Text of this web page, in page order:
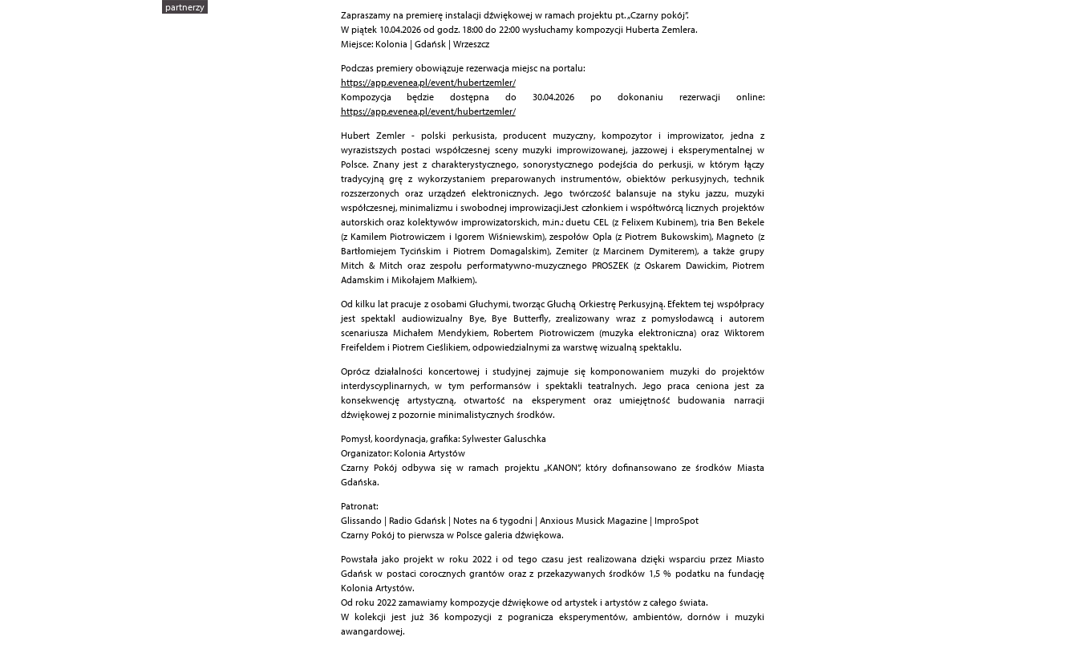
partnerzy
Zapraszamy na premierę instalacji dźwiękowej w ramach projektu pt. „Czarny pokój”.
W piątek 10.04.2026 od godz. 18:00 do 22:00 wysłuchamy kompozycji Huberta Zemlera.
Miejsce: Kolonia | Gdańsk | Wrzeszcz
Podczas premiery obowiązuje rezerwacja miejsc na portalu:
https://app.evenea.pl/event/hubertzemler/
Kompozycja będzie dostępna do 30.04.2026 po dokonaniu rezerwacji online:
https://app.evenea.pl/event/hubertzemler/
Hubert Zemler - polski perkusista, producent muzyczny, kompozytor i improwizator, jedna z
wyrazistszych postaci współczesnej sceny muzyki improwizowanej, jazzowej i eksperymentalnej w
Polsce. Znany jest z charakterystycznego, sonorystycznego podejścia do perkusji, w którym łączy
tradycyjną grę z wykorzystaniem preparowanych instrumentów, obiektów perkusyjnych, technik
rozszerzonych oraz urządzeń elektronicznych. Jego twórczość balansuje na styku jazzu, muzyki
współczesnej, minimalizmu i swobodnej improwizacji.Jest członkiem i współtwórcą licznych projektów
autorskich oraz kolektywów improwizatorskich, m.in.: duetu CEL (z Felixem Kubinem), tria Ben Bekele
(z Kamilem Piotrowiczem i Igorem Wiśniewskim), zespołów Opla (z Piotrem Bukowskim), Magneto (z
Bartłomiejem Tycińskim i Piotrem Domagalskim), Zemiter (z Marcinem Dymiterem), a także grupy
Mitch & Mitch oraz zespołu performatywno-muzycznego PROSZEK (z Oskarem Dawickim, Piotrem
Adamskim i Mikołajem Małkiem).
Od kilku lat pracuje z osobami Głuchymi, tworząc Głuchą Orkiestrę Perkusyjną. Efektem tej współpracy
jest spektakl audiowizualny Bye, Bye Butterfly, zrealizowany wraz z pomysłodawcą i autorem
scenariusza Michałem Mendykiem, Robertem Piotrowiczem (muzyka elektroniczna) oraz Wiktorem
Freifeldem i Piotrem Cieślikiem, odpowiedzialnymi za warstwę wizualną spektaklu.
Oprócz działalności koncertowej i studyjnej zajmuje się komponowaniem muzyki do projektów
interdyscyplinarnych, w tym performansów i spektakli teatralnych. Jego praca ceniona jest za
konsekwencję artystyczną, otwartość na eksperyment oraz umiejętność budowania narracji
dźwiękowej z pozornie minimalistycznych środków.
Pomysł, koordynacja, grafika: Sylwester Galuschka
Organizator: Kolonia Artystów
Czarny Pokój odbywa się w ramach projektu „KANON”, który dofinansowano ze środków Miasta
Gdańska.
Patronat:
Glissando | Radio Gdańsk | Notes na 6 tygodni | Anxious Musick Magazine | ImproSpot
Czarny Pokój to pierwsza w Polsce galeria dźwiękowa.
Powstała jako projekt w roku 2022 i od tego czasu jest realizowana dzięki wsparciu przez Miasto
Gdańsk w postaci corocznych grantów oraz z przekazywanych środków 1,5 % podatku na fundację
Kolonia Artystów.
Od roku 2022 zamawiamy kompozycje dźwiękowe od artystek i artystów z całego świata.
W kolekcji jest już 36 kompozycji z pogranicza eksperymentów, ambientów, dornów i muzyki
awangardowej.